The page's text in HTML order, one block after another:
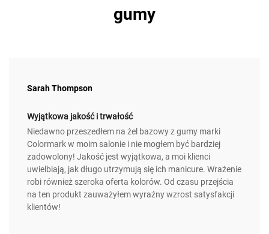
gumy
Sarah Thompson
Wyjątkowa jakość i trwałość
Niedawno przeszedłem na żel bazowy z gumy marki
Colormark w moim salonie i nie mogłem być bardziej
zadowolony! Jakość jest wyjątkowa, a moi klienci
uwielbiają, jak długo utrzymują się ich manicure. Wrażenie
robi również szeroka oferta kolorów. Od czasu przejścia
na ten produkt zauważyłem wyraźny wzrost satysfakcji
klientów!